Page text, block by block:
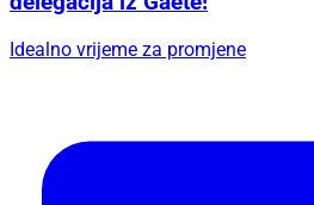
Idealno vrijeme za promjene